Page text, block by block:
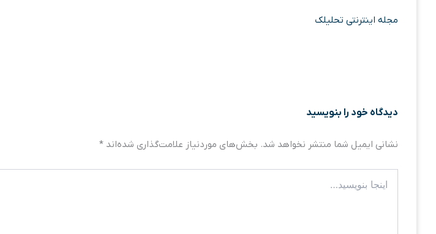
مجله اینترنتی تحلیلک
دیدگاه‌ خود را بنویسید
نشانی ایمیل شما منتشر نخواهد شد. بخش‌های موردنیاز علامت‌گذاری شده‌اند *
بنویسید…